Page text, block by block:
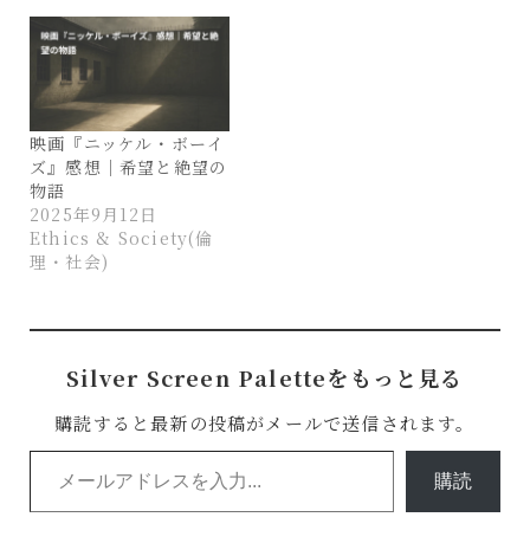
映画『ニッケル・ボーイ
ズ』感想｜希望と絶望の
物語
2025年9月12日
Ethics & Society(倫
理・社会)
Silver Screen Paletteをもっと見る
購読すると最新の投稿がメールで送信されます。
メールアドレスを入力...
購読